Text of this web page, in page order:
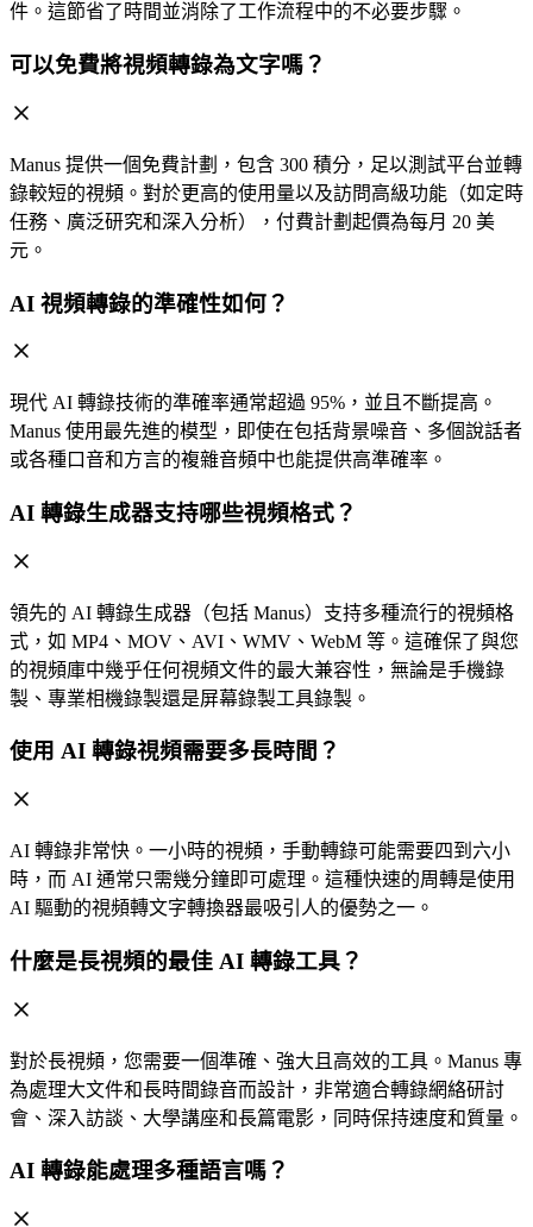
件。這節省了時間並消除了工作流程中的不必要步驟。
可以免費將視頻轉錄為文字嗎？
Manus 提供一個免費計劃，包含 300 積分，足以測試平台並轉
錄較短的視頻。對於更高的使用量以及訪問高級功能（如定時
任務、廣泛研究和深入分析），付費計劃起價為每月 20 美
元。
AI 視頻轉錄的準確性如何？
現代 AI 轉錄技術的準確率通常超過 95%，並且不斷提高。
Manus 使用最先進的模型，即使在包括背景噪音、多個說話者
或各種口音和方言的複雜音頻中也能提供高準確率。
AI 轉錄生成器支持哪些視頻格式？
領先的 AI 轉錄生成器（包括 Manus）支持多種流行的視頻格
式，如 MP4、MOV、AVI、WMV、WebM 等。這確保了與您
的視頻庫中幾乎任何視頻文件的最大兼容性，無論是手機錄
製、專業相機錄製還是屏幕錄製工具錄製。
使用 AI 轉錄視頻需要多長時間？
AI 轉錄非常快。一小時的視頻，手動轉錄可能需要四到六小
時，而 AI 通常只需幾分鐘即可處理。這種快速的周轉是使用
AI 驅動的視頻轉文字轉換器最吸引人的優勢之一。
什麼是長視頻的最佳 AI 轉錄工具？
對於長視頻，您需要一個準確、強大且高效的工具。Manus 專
為處理大文件和長時間錄音而設計，非常適合轉錄網絡研討
會、深入訪談、大學講座和長篇電影，同時保持速度和質量。
AI 轉錄能處理多種語言嗎？